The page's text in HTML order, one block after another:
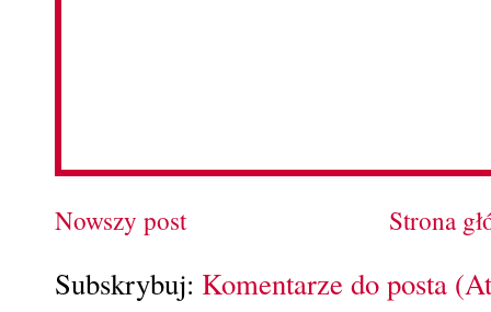
Nowszy post Strona
Subskrybuj: Komentarze do posta